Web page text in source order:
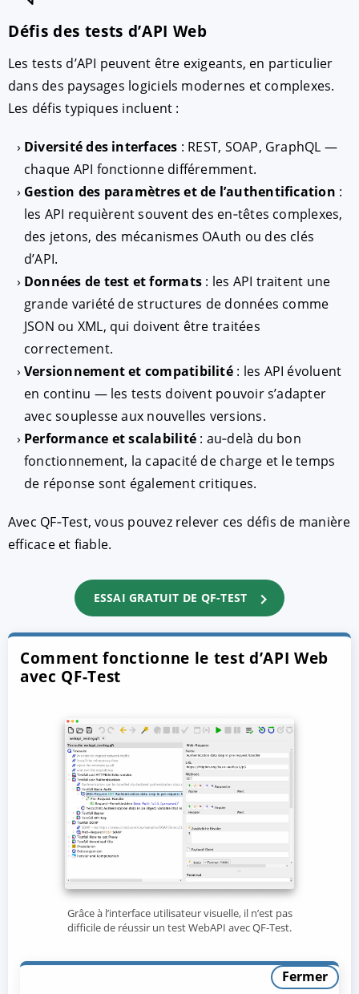
Défis des tests d’API Web
Les tests d’API peuvent être exigeants, en particulier
dans des paysages logiciels modernes et complexes.
Les défis typiques incluent :
Diversité des interfaces : REST, SOAP, GraphQL —
chaque API fonctionne différemment.
Gestion des paramètres et de l’authentification :
les API requièrent souvent des en‑têtes complexes,
des jetons, des mécanismes OAuth ou des clés
d’API.
Données de test et formats: les API traitent une
grande variété de structures de données comme
JSON ou XML, qui doivent être traitées
correctement.
Versionnement et compatibilité: les API évoluent
en continu — les tests doivent pouvoir s’adapter
avec souplesse aux nouvelles versions.
Performance et scalabilité: au‑delà du bon
fonctionnement, la capacité de charge et le temps
de réponse sont également critiques.
Avec QF‑Test, vous pouvez relever ces défis de manière
efficace et fiable.
ESSAI GRATUIT DE QF-TEST
Comment fonctionne le test d’API Web
avec QF-Test
Grâce à l’interface utilisateur visuelle, il n’est pas
difficile de réussir un test WebAPI avec QF-Test.
Fermer